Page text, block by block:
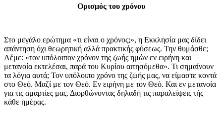
Ορισμός του χρόνου
Στο μεγάλο ερώτημα «τι είναι ο χρόνος;», η Εκκλησία μας δίδει
απάντηση όχι θεωρητική αλλά πρακτικής φύσεως. Την θυμάσθε;
Λέμε: «τον υπόλοιπον χρόνον της ζωής ημών εν ειρήνη και
μετανοία εκτελέσαι, παρά του Κυρίου αιτησόμεθα». Τι σημαίνουν
τα λόγια αυτά; Τον υπόλοιπο χρόνο της ζωής μας, να είμαστε κοντά
στο Θεό. Μαζί με τον Θεό. Εν ειρήνη με τον Θεό. Και εν μετανοία
για τις αμαρτίες μας. Διορθώνοντας δηλαδή τις παραλείψεις τής
κάθε ημέρας.